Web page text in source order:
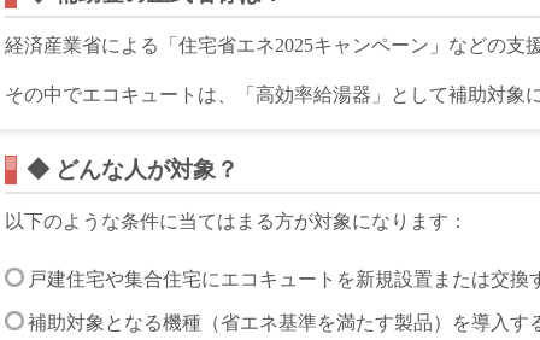
経済産業省による「住宅省エネ2025キャンペーン」などの支
その中でエコキュートは、「高効率給湯器」として補助対象
◆ どんな人が対象？
以下のような条件に当てはまる方が対象になります：
戸建住宅や集合住宅にエコキュートを新規設置または交換
補助対象となる機種（省エネ基準を満たす製品）を導入す